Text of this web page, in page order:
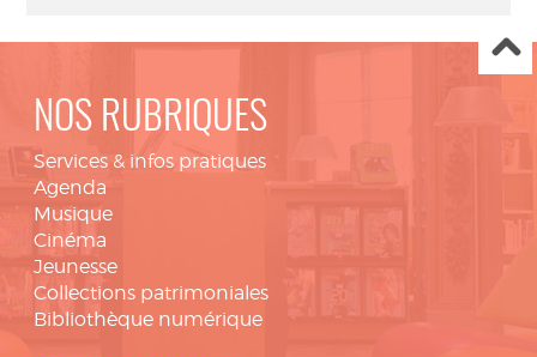
NOS RUBRIQUES
Services & infos pratiques
Agenda
Musique
Cinéma
Jeunesse
Collections patrimoniales
Bibliothèque numérique